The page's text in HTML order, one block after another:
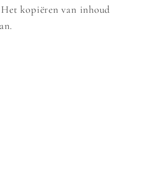
kopiëren van inhoud